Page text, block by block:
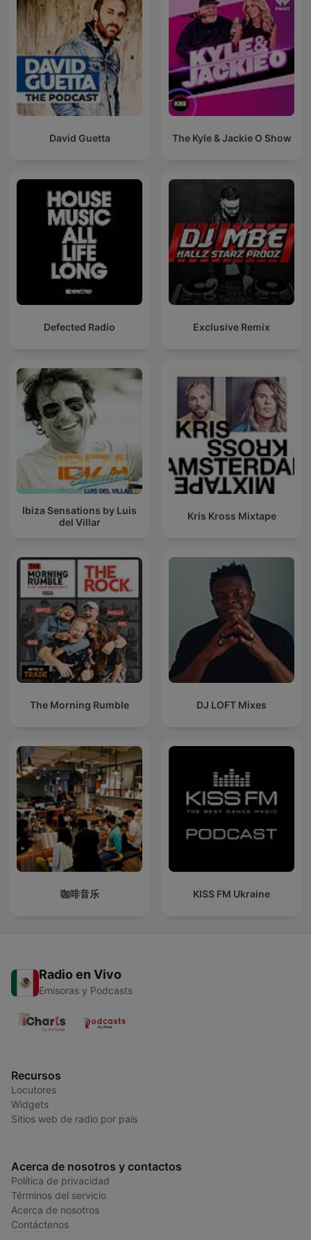
David Guetta The Kyle & Jackie O Show
Defected Radio Exclusive Remix
Ibiza Sensations by Luis
del Villar
Kris Kross Mixtape
The Morning Rumble DJ LOFT Mixes
咖啡音乐 KISS FM Ukraine
Radio en Vivo
Emisoras y Podcasts
Recursos
Locutores
Widgets
Sitios web de radio por país
Acerca de nosotros y contactos
Política de privacidad
Términos del servicio
Acerca de nosotros
Contáctenos